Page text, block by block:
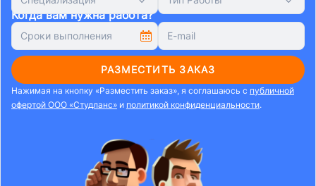
Когда вам нужна работа?
РАЗМЕСТИТЬ ЗАКАЗ
Нажимая на кнопку «Разместить заказ», я соглашаюсь с публичной
офертой ООО «Студланс» и политикой конфиденциальности.